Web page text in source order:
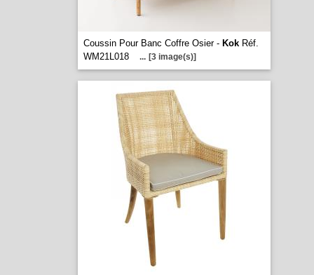
Coussin Pour Banc Coffre Osier - KokRéf.
WM21L018
... [3 image(s)]